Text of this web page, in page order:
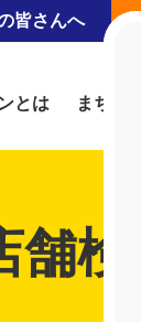
とは まちの
皆さんへ
舗検